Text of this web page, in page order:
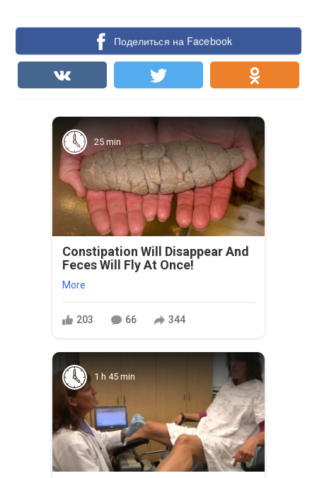
Поделиться на Facebook
25 min
Constipation Will Disappear And
Feces Will Fly At Once!
More
203 66 344
1 h 45 min